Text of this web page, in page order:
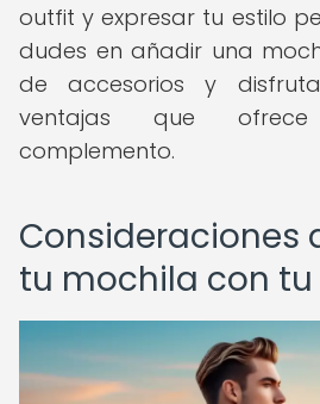
outfit y expresar tu estilo
dudes en añadir una
de accesorios y
ventajas que
complemento.
Consideraciones
tu mochila con